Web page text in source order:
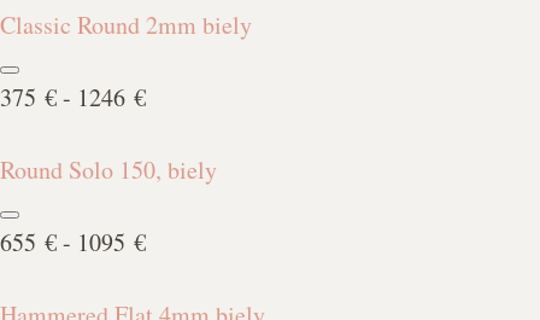
Classic Round 2mm biely
375 € - 1246 €
Round Solo 150, biely
655 € - 1095 €